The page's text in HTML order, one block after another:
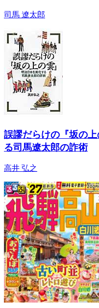
司馬 遼太郎
誤謬だらけの『坂の
る司馬遼太郎の詐術
高井 弘之